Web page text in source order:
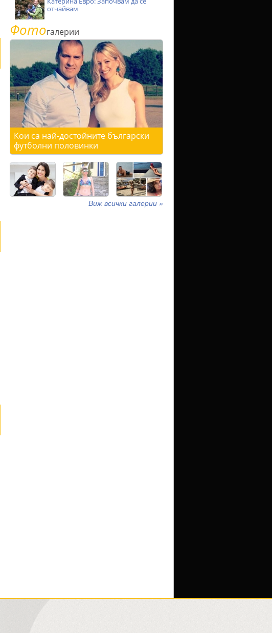
отчайвам
Фотогалерии
Кои са най-достойните български
футболни половинки
Виж всички галерии »